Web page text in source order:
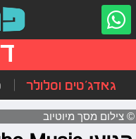
גאדג'טים וסלולר
© צילום מסך מיוטיוב